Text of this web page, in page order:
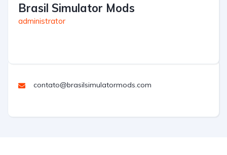
Brasil Simulator Mods
administrator
contato@brasilsimulatormods.com